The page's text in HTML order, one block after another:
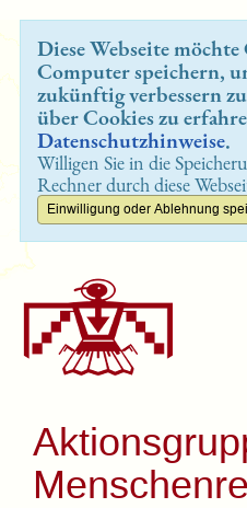
Diese Webseite
Computer speichern,
zukünftig verbessern
über Cookies zu
Datenschutzhinweise.
Willigen Sie in die
Rechner durch diese